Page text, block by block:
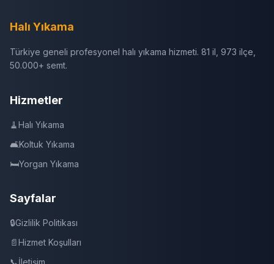
Halı Yıkama
Türkiye geneli profesyonel halı yıkama hizmeti. 81 il, 973 ilçe,
50.000+ semt.
Hizmetler
🧹Halı Yıkama
🛋️Koltuk Yıkama
🛏️Yorgan Yıkama
Sayfalar
🔒Gizlilik Politikası
📄Hizmet Koşulları
📞İletişim